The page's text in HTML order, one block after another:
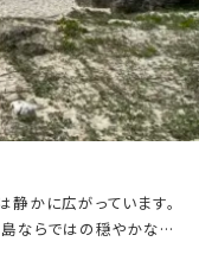
かに広がっています。
ならではの穏やかな空